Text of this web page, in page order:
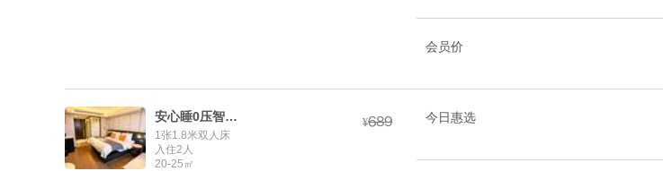
会员价
安心睡0压智能大床房
1张1.8米双人床
入住2人
20-25㎡
¥ 今日惠选